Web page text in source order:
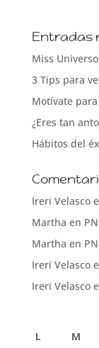
Entradas
Miss Universo
3 Tips para
Motívate
¿Eres tan
Hábitos del
Ireri Velasco
Martha en
Martha en
Ireri Velasco
Ireri Velasco
L M